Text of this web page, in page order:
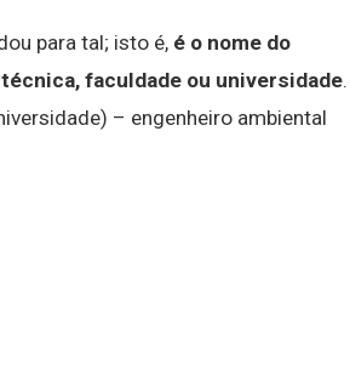
para tal; isto é, é o nome do
faculdade ou universidade.
– engenheiro ambiental